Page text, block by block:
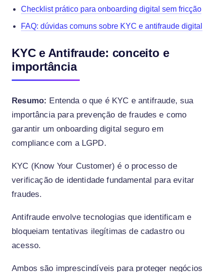
Checklist prático para onboarding digital sem fricção
FAQ: dúvidas comuns sobre KYC e antifraude digital
KYC e Antifraude: conceito e
importância
Resumo: Entenda o que é KYC e antifraude, sua
importância para prevenção de fraudes e como
garantir um onboarding digital seguro em
compliance com a LGPD.
KYC (Know Your Customer) é o processo de
verificação de identidade fundamental para evitar
fraudes.
Antifraude envolve tecnologias que identificam e
bloqueiam tentativas ilegítimas de cadastro ou
acesso.
Ambos são imprescindíveis para proteger negócios